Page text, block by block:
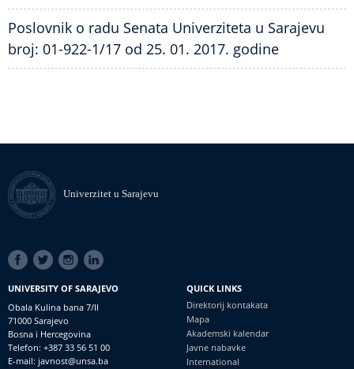
Poslovnik o radu Senata Univerziteta u Sarajevu
broj: 01-922-1/17 od 25. 01. 2017. godine
Univerzitet u Sarajevu
SOCIAL
LINKS
UNIVERSITY OF SARAJEVO
Obala Kulina bana 7/II
71000 Sarajevo
Bosna i Hercegovina
Telefon: +387 33 56 51 00
E-mail: javnost@unsa.ba
QUICK LINKS
Direktorij kontakata
Mapa
Akademski kalendar
Javne nabavke
International